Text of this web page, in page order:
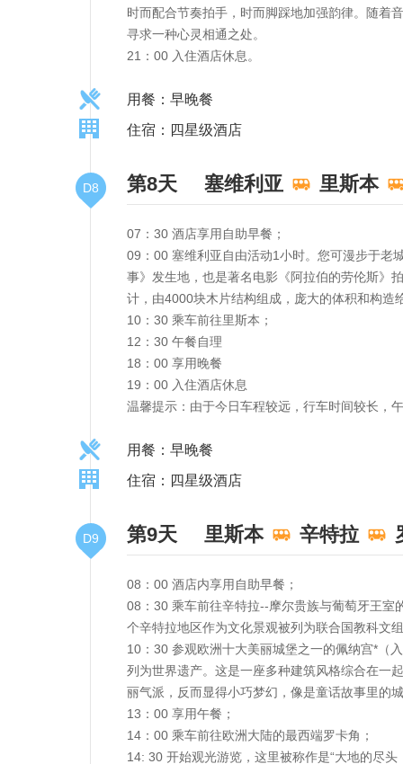
时而配合节奏拍手，时而脚踩地加强韵律。随着
寻求一种心灵相通之处。
21：00 入住酒店休息。
用餐：早晚餐
住宿：四星级酒店
D8 第8天 塞维利亚 里斯本
07：30 酒店享用自助早餐；
09：00 塞维利亚自由活动1小时。您可漫步于老
事》发生地，也是著名电影《阿拉伯的劳伦斯》
计，由4000块木片结构组成，庞大的体积和构造
10：30 乘车前往里斯本；
12：30 午餐自理
18：00 享用晚餐
19：00 入住酒店休息
温馨提示：由于今日车程较远，行车时间较长，
用餐：早晚餐
住宿：四星级酒店
D9 第9天 里斯本 辛特拉
08：00 酒店内享用自助早餐；
08：30 乘车前往辛特拉--摩尔贵族与葡萄牙王室
个辛特拉地区作为文化景观被列为联合国教科文
10：30 参观欧洲十大美丽城堡之一的佩纳宫*（
列为世界遗产。这是一座多种建筑风格综合在一
丽气派，反而显得小巧梦幻，像是童话故事里的
13：00 享用午餐；
14：00 乘车前往欧洲大陆的最西端罗卡角；
14: 30 开始观光游览，这里被称作是“大地的尽